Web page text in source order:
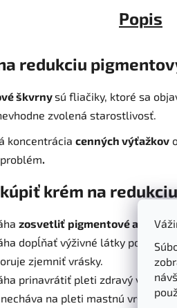
Popis
redukciu
škvrnysú fliačiky, ktoré sa
zvolená starostlivosť.
koncentrácia cenných výťažkov
.
krém na
zosvetliť pigmentové a
dopĺňať výživné látky pokožke.
zjemniť vrásky.
prinavrátiť pleti zdravý vzhľad.
na pleti mastnú vrstvu.